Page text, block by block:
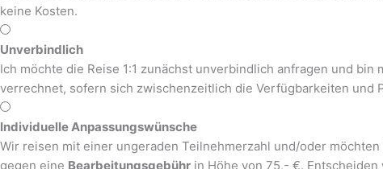
keine Kosten.
Unverbindlich
Ich möchte die Reise 1:1 zunächst unverbindlich anfragen und bin
verrechnet, sofern sich zwischenzeitlich die Verfügbarkeiten und
Individuelle Anpassungswünsche
Wir reisen mit einer ungeraden Teilnehmerzahl und/oder
gegen eine Bearbeitungsgebühr in Höhe von 75,- €.